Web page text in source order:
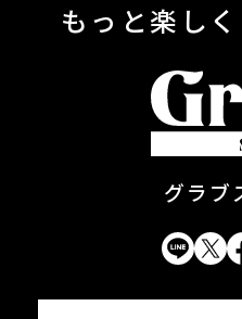
もっと楽し
グラブ